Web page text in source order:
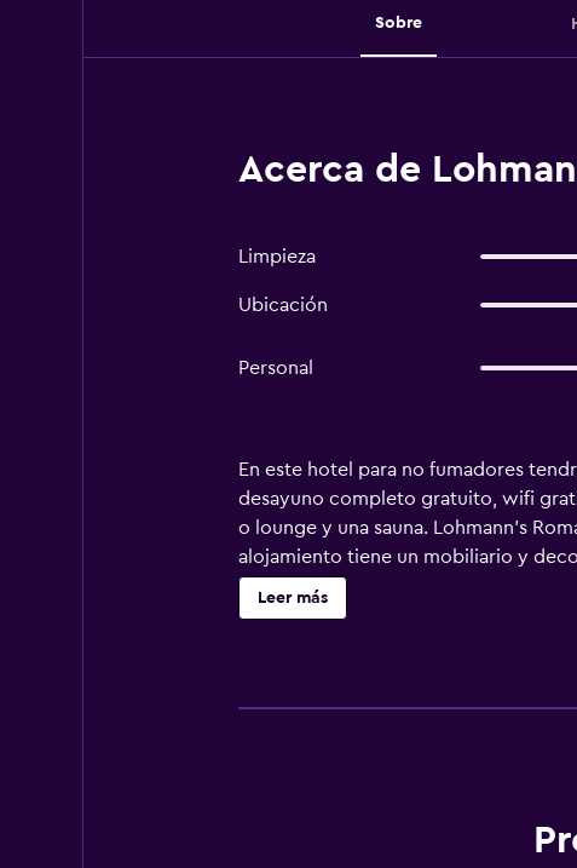
Sobre
Acerca de
Limpieza
Ubicación
Personal
En este hotel para no fumadores
desayuno completo gratuito, wifi
o lounge y una sauna. Lohmann's
alojamiento tiene un mobiliario y
pantalla plana con canales por
de pelo. Este hotel en Langenfeld
Leer más